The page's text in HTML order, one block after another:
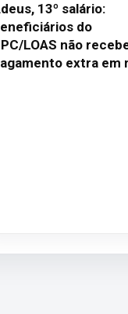
13º salário:
do
LOAS não
extra em